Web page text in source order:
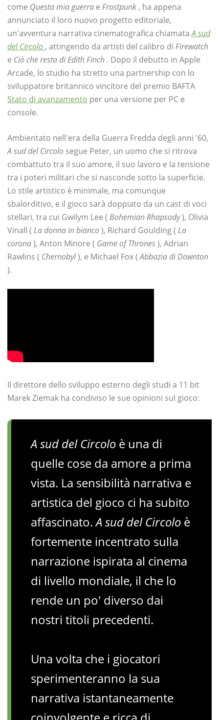
come Questa mia guerra e Frostpunk , ha appena
annunciato il loro nuovo progetto editoriale,
un'avventura narrativa cinematografica chiamataA sud
del Circolo , attingendo da artisti del calibro di Firewatch
e Ciò che resta di Edith Finch . Dopo il debutto in Apple
Arcade, lo studio ha stretto una partnership con lo
sviluppatore britannico vincitore del premio BAFTA
Stato di avanzamento per una versione per PC e
console.
Ambientato nell'era della Guerra Fredda degli anni '60,
A sud del Circolo segue Peter, un uomo che si ritrova
combattuto tra il suo amore, il suo lavoro e la tensione
tra i poteri militari che si nasconde sotto la superficie.
Lo stile artistico è minimale, ma comunque
sbalorditivo, e il gioco sarà doppiato da un cast di voci
stellari, tra cui Gwilym Lee ( Bohemian Rhapsody), Olivia
Vinall ( La donna in bianco), Richard Goulding ( La
corona), Anton Minore ( Game of Thrones), Adrian
Rawlins ( Chernobyl), e Michael Fox (Abbazia di Downton
).
Il direttore dello sviluppo esterno degli studi a 11 bit
Marek Ziemak ha condiviso le sue opinioni sul gioco:
A sud del Circolo è una di
quelle cose da amore a prima
vista. La sensibilità narrativa e
artistica del gioco ci ha subito
affascinato.A sud del Circolo è
fortemente incentrato sulla
narrazione ispirata al cinema
di livello mondiale, il che lo
rende un po' diverso dai
nostri titoli precedenti.
Una volta che i giocatori
sperimenteranno la sua
narrativa istantaneamente